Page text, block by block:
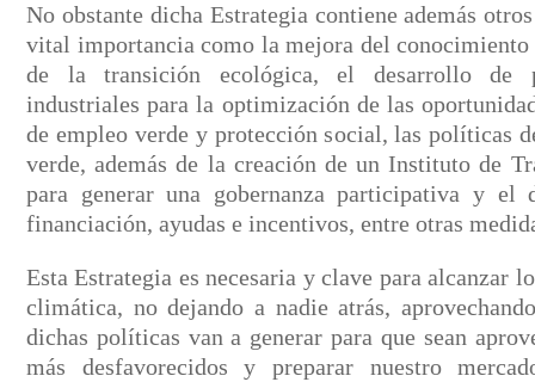
No obstante dicha Estrategia contiene además
vital importancia como la mejora del conocimiento
de la transición ecológica, el desarrollo de
industriales para la optimización de las
de empleo verde y protección social, las políticas
verde, además de la creación de un Instituto de
para generar una gobernanza participativa y el
financiación, ayudas e incentivos, entre otras
Esta Estrategia es necesaria y clave para alcanzar
climática, no dejando a nadie atrás,
dichas políticas van a generar para que sean
más desfavorecidos y preparar nuestro